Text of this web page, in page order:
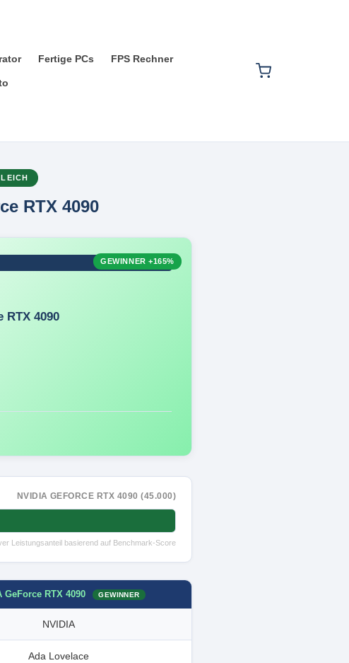
Fertige PCs FPS Rechner
RTX 4090
RTX 4090
GEWINNER+165%
NVIDIA GEFORCE RTX 4090 (45.000)
Leistungsanteil basierend auf Benchmark-Score
GeForce RTX 4090 GEWINNER
NVIDIA
Ada Lovelace